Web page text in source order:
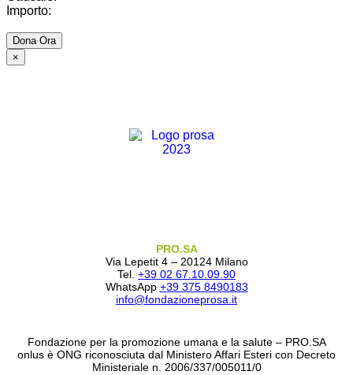
Importo:
×
PRO.SA
Via Lepetit 4 – 20124 Milano
Tel. +39 02 67.10.09.90
WhatsApp +39 375 8490183
info@fondazioneprosa.it
Fondazione per la promozione umana e la salute – PRO.SA
onlus è ONG riconosciuta dal Ministero Affari Esteri con Decreto
Ministeriale n. 2006/337/005011/0